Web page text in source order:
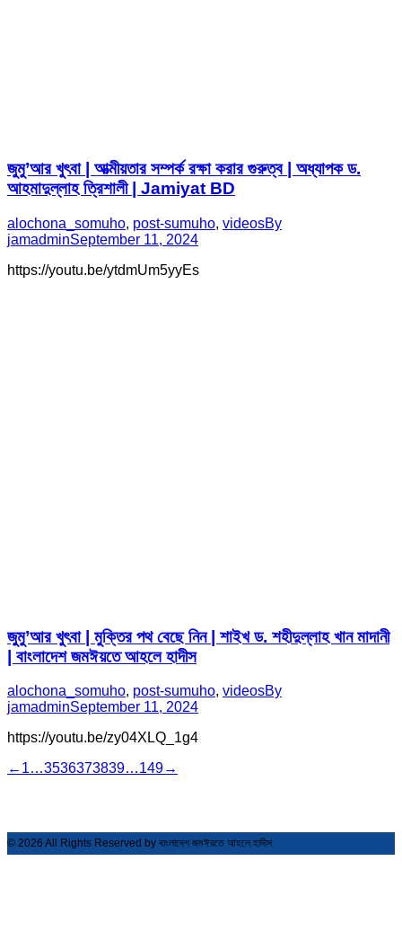
জুমু’আর খুৎবা | আত্মীয়তার সম্পর্ক রক্ষা করার গুরুত্ব | অধ্যাপক ড.
আহমাদুল্লাহ ত্রিশালী | Jamiyat BD
alochona_somuho, post-sumuho, videosBy
jamadminSeptember 11, 2024
https://youtu.be/ytdmUm5yyEs
জুমু’আর খুৎবা | মুক্তির পথ বেছে নিন | শাইখ ড. শহীদুল্লাহ খান মাদানী
| বাংলাদেশ জমঈয়তে আহলে হাদীস
alochona_somuho, post-sumuho, videosBy
jamadminSeptember 11, 2024
https://youtu.be/zy04XLQ_1g4
← 1…3536373839…149→
© 2026 All Rights Reserved by বাংলাদেশ জমঈয়তে আহলে হাদীস